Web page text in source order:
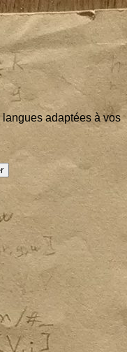
adaptées à vos